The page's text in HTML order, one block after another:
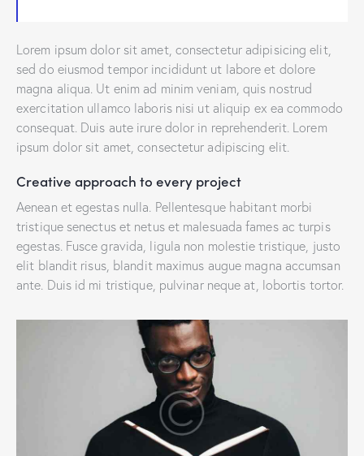
Lorem ipsum dolor sit amet, consectetur adipisicing elit,
sed do eiusmod tempor incididunt ut labore et dolore
magna aliqua. Ut enim ad minim veniam, quis nostrud
exercitation ullamco laboris nisi ut aliquip ex ea commodo
consequat. Duis aute irure dolor in reprehenderit. Lorem
ipsum dolor sit amet, consectetur adipiscing elit.
Creative approach to every project
Aenean et egestas nulla. Pellentesque habitant morbi
tristique senectus et netus et malesuada fames ac turpis
egestas. Fusce gravida, ligula non molestie tristique, justo
elit blandit risus, blandit maximus augue magna accumsan
ante. Duis id mi tristique, pulvinar neque at, lobortis tortor.